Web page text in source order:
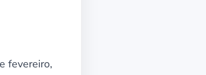
fevereiro,